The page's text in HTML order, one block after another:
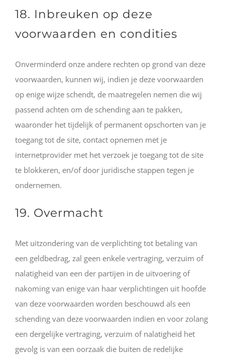
18. Inbreuken op deze
voorwaarden en condities
Onverminderd onze andere rechten op grond van deze
voorwaarden, kunnen wij, indien je deze voorwaarden
op enige wijze schendt, de maatregelen nemen die wij
passend achten om de schending aan te pakken,
waaronder het tijdelijk of permanent opschorten van je
toegang tot de site, contact opnemen met je
internetprovider met het verzoek je toegang tot de site
te blokkeren, en/of door juridische stappen tegen je
ondernemen.
19. Overmacht
Met uitzondering van de verplichting tot betaling van
een geldbedrag, zal geen enkele vertraging, verzuim of
nalatigheid van een der partijen in de uitvoering of
nakoming van enige van haar verplichtingen uit hoofde
van deze voorwaarden worden beschouwd als een
schending van deze voorwaarden indien en voor zolang
een dergelijke vertraging, verzuim of nalatigheid het
gevolg is van een oorzaak die buiten de redelijke